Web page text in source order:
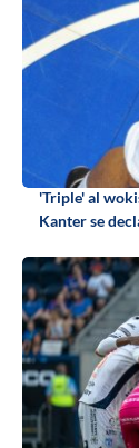
'Triple' al
Kanter se